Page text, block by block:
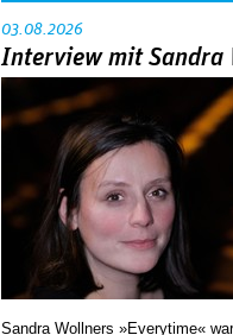
03.08.2026
Interview mit Sandra
Sandra Wollners »Everytime«